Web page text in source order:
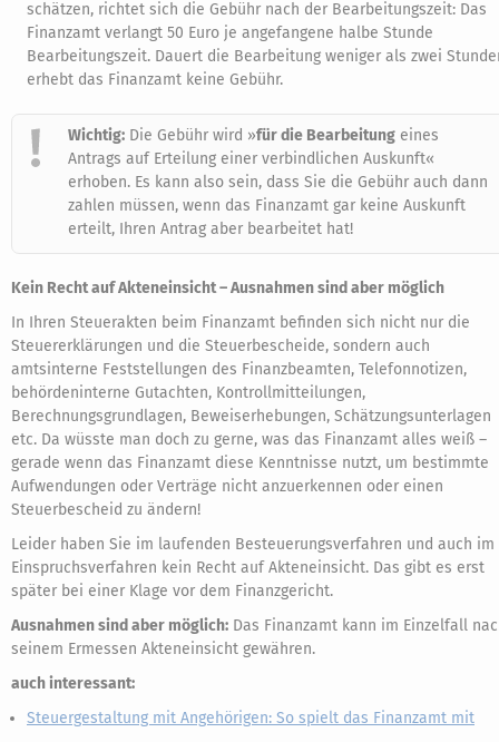
schätzen, richtet sich die Gebühr nach der Bearbeitungszeit: Das
Finanzamt verlangt 50 Euro je angefangene halbe Stunde
Bearbeitungszeit. Dauert die Bearbeitung weniger als zwei
erhebt das Finanzamt keine Gebühr.
Wichtig: Die Gebühr wird »für die Bearbeitung eines
Antrags auf Erteilung einer verbindlichen Auskunft«
erhoben. Es kann also sein, dass Sie die Gebühr auch dann
zahlen müssen, wenn das Finanzamt gar keine Auskunft
erteilt, Ihren Antrag aber bearbeitet hat!
Kein Recht auf Akteneinsicht – Ausnahmen sind aber möglich
In Ihren Steuerakten beim Finanzamt befinden sich nicht nur die
Steuererklärungen und die Steuerbescheide, sondern auch
amtsinterne Feststellungen des Finanzbeamten, Telefonnotizen,
behördeninterne Gutachten, Kontrollmitteilungen,
Berechnungsgrundlagen, Beweiserhebungen, Schätzungsunterlagen
etc. Da wüsste man doch zu gerne, was das Finanzamt alles weiß –
gerade wenn das Finanzamt diese Kenntnisse nutzt, um bestimmte
Aufwendungen oder Verträge nicht anzuerkennen oder einen
Steuerbescheid zu ändern!
Leider haben Sie im laufenden Besteuerungsverfahren und auch im
Einspruchsverfahren kein Recht auf Akteneinsicht. Das gibt es erst
später bei einer Klage vor dem Finanzgericht.
Ausnahmen sind aber möglich: Das Finanzamt kann im Einzelfall
seinem Ermessen Akteneinsicht gewähren.
auch interessant:
Steuergestaltung mit Angehörigen: So spielt das Finanzamt mit